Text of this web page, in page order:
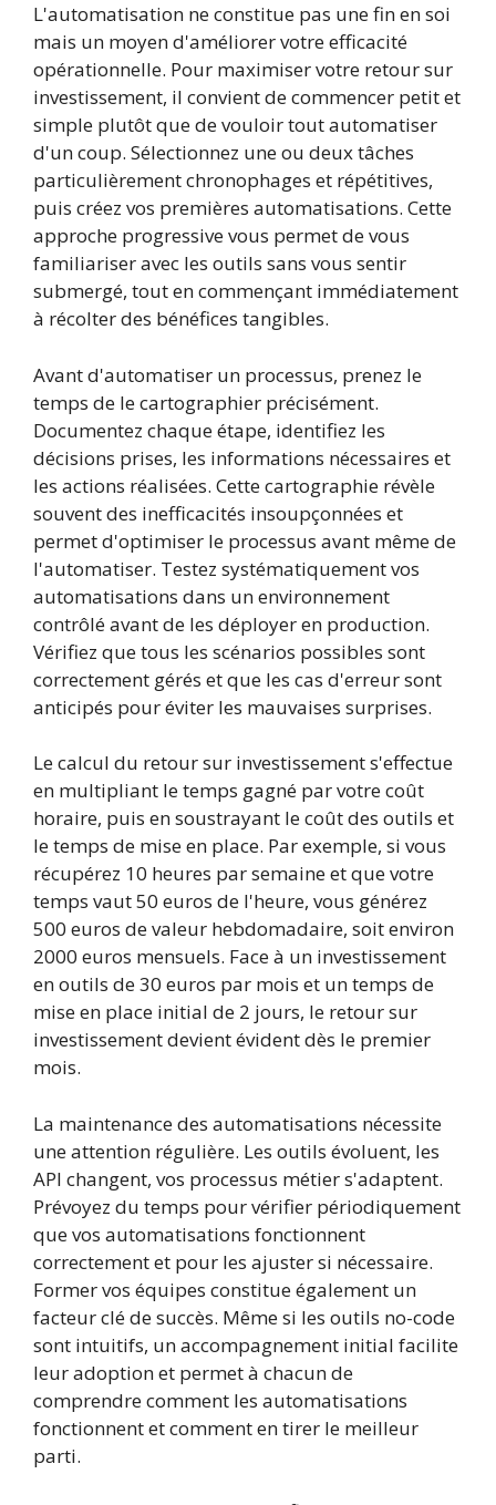
L'automatisation ne constitue pas une fin en soi
mais un moyen d'améliorer votre efficacité
opérationnelle. Pour maximiser votre retour sur
investissement, il convient de commencer petit et
simple plutôt que de vouloir tout automatiser
d'un coup. Sélectionnez une ou deux tâches
particulièrement chronophages et répétitives,
puis créez vos premières automatisations. Cette
approche progressive vous permet de vous
familiariser avec les outils sans vous sentir
submergé, tout en commençant immédiatement
à récolter des bénéfices tangibles.
Avant d'automatiser un processus, prenez le
temps de le cartographier précisément.
Documentez chaque étape, identifiez les
décisions prises, les informations nécessaires et
les actions réalisées. Cette cartographie révèle
souvent des inefficacités insoupçonnées et
permet d'optimiser le processus avant même de
l'automatiser. Testez systématiquement vos
automatisations dans un environnement
contrôlé avant de les déployer en production.
Vérifiez que tous les scénarios possibles sont
correctement gérés et que les cas d'erreur sont
anticipés pour éviter les mauvaises surprises.
Le calcul du retour sur investissement s'effectue
en multipliant le temps gagné par votre coût
horaire, puis en soustrayant le coût des outils et
le temps de mise en place. Par exemple, si vous
récupérez 10 heures par semaine et que votre
temps vaut 50 euros de l'heure, vous générez
500 euros de valeur hebdomadaire, soit environ
2000 euros mensuels. Face à un investissement
en outils de 30 euros par mois et un temps de
mise en place initial de 2 jours, le retour sur
investissement devient évident dès le premier
mois.
La maintenance des automatisations nécessite
une attention régulière. Les outils évoluent, les
API changent, vos processus métier s'adaptent.
Prévoyez du temps pour vérifier périodiquement
que vos automatisations fonctionnent
correctement et pour les ajuster si nécessaire.
Former vos équipes constitue également un
facteur clé de succès. Même si les outils no-code
sont intuitifs, un accompagnement initial facilite
leur adoption et permet à chacun de
comprendre comment les automatisations
fonctionnent et comment en tirer le meilleur
parti.